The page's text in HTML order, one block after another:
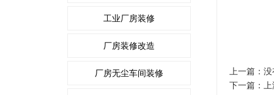
工业厂房装修
厂房装修改造
厂房无尘车间装修
上一篇：
下一篇：